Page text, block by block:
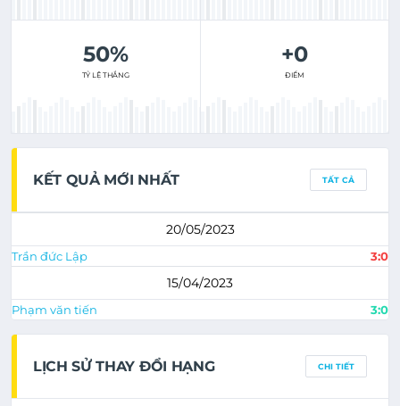
50%
TỶ LỆ THẮNG
+0
ĐIỂM
KẾT QUẢ MỚI NHẤT TẤT CẢ
20/05/2023
Trần đức Lập 3:0
15/04/2023
Phạm văn tiến 3:0
LỊCH SỬ THAY ĐỔI HẠNG CHI TIẾT